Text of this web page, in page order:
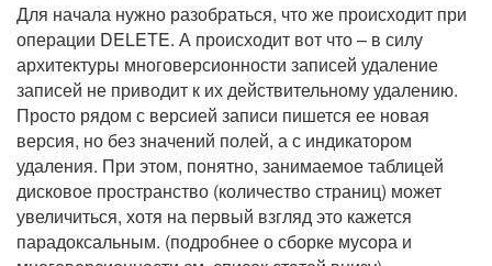
Для начала нужно разобраться, что же происходит при
операции DELETE. А происходит вот что– в силу
архитектуры многоверсионности записей удаление
записей не приводит к их действительному удалению.
Просто рядом с версией записи пишется ее новая
версия, но без значений полей, а с индикатором
удаления. При этом, понятно, занимаемое таблицей
дисковое пространство (количество страниц) может
увеличиться, хотя на первый взгляд это кажется
парадоксальным. (подробнее о сборке мусора и